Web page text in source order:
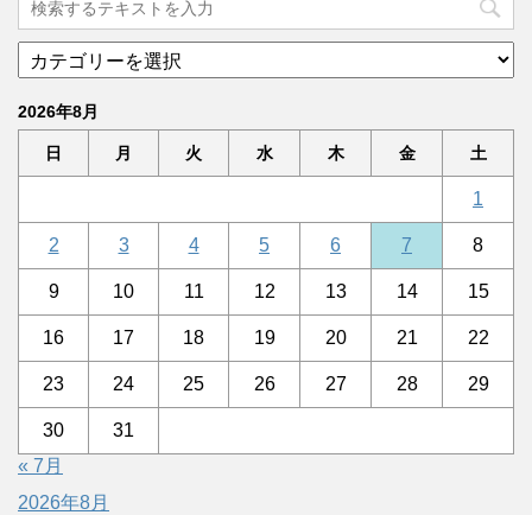
2026年8月
日 月 火 水 木 金 土
1
2 3 4 5 6 7 8
9 10 11 12 13 14 15
16 17 18 19 20 21 22
23 24 25 26 27 28 29
30
31
« 7月
2026年8月